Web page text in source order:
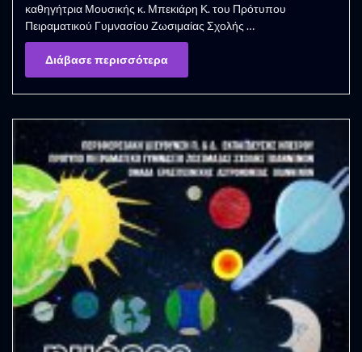
καθηγήτρια Μουσικής κ. Μπεκιάρη Κ. του Πρότυπου
Πειραματικού Γυμνασίου Ζωσιμαίας Σχολής …
Διάβασε περισσότερα